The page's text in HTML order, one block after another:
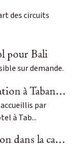
des circuits
pour Bali
sur demande.
coeur des rizières
par
à Tab...
balinaise à Belimbing